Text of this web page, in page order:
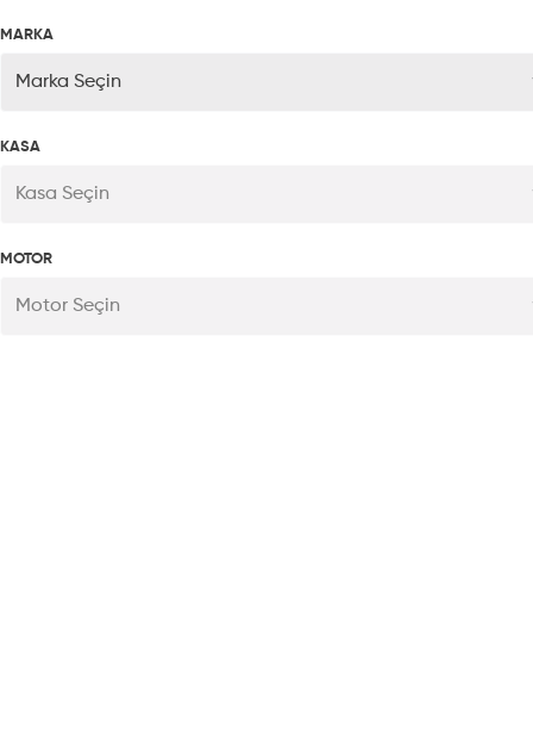
MARKA
Marka Seçin
KASA
Kasa Seçin
MOTOR
Motor Seçin